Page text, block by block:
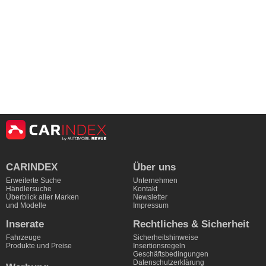
CARINDEX
Erweiterte Suche
Händlersuche
Überblick aller Marken
und Modelle
Über uns
Unternehmen
Kontakt
Newsletter
Impressum
Inserate
Fahrzeuge
Produkte und Preise
Rechtliches & Sicherheit
Sicherheitshinweise
Insertionsregeln
Geschäftsbedingungen
Datenschutzerklärung